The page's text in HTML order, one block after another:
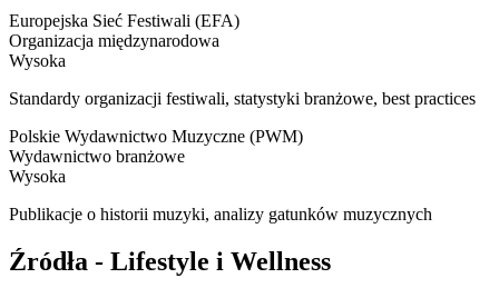
Europejska Sieć Festiwali (EFA)
Organizacja międzynarodowa
Wysoka
Standardy organizacji festiwali, statystyki branżowe, best practices
Polskie Wydawnictwo Muzyczne (PWM)
Wydawnictwo branżowe
Wysoka
Publikacje o historii muzyki, analizy gatunków muzycznych
Źródła - Lifestyle i Wellness